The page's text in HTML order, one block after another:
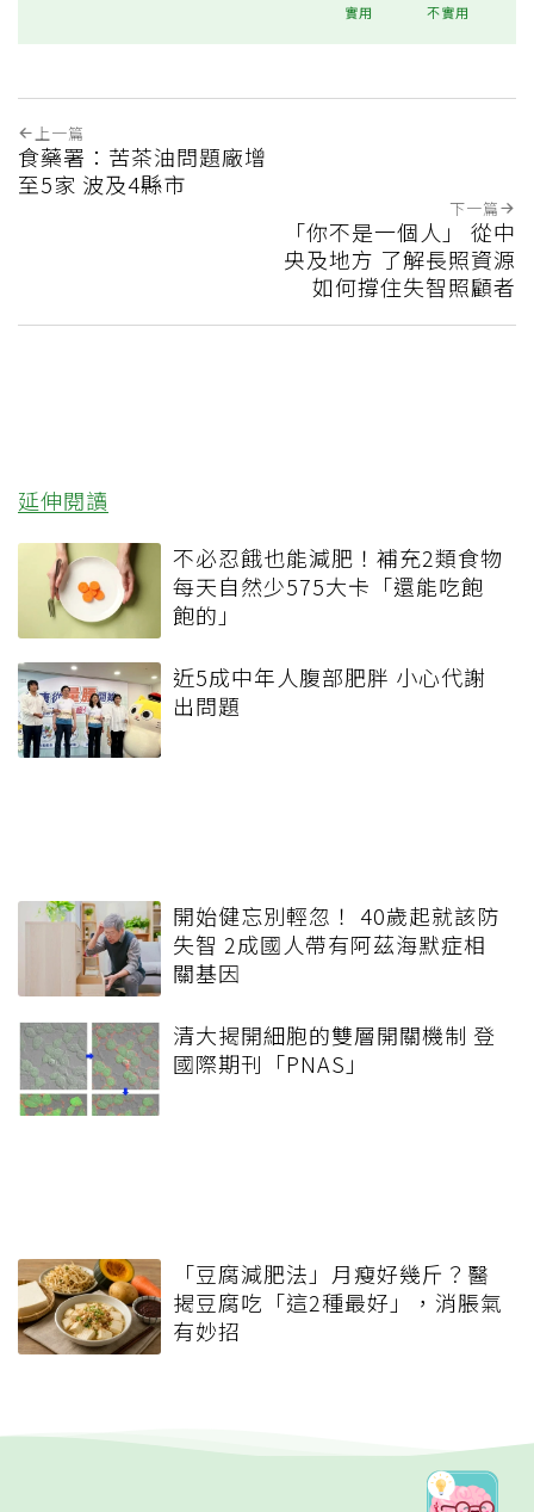
實用 不實用
上一篇
食藥署：苦茶油問題廠增
至5家 波及4縣市
下一篇
「你不是一個人」 從中
央及地方 了解長照資源
如何撐住失智照顧者
延伸閱讀
不必忍餓也能減肥！補充2類食物
每天自然少575大卡「還能吃飽
飽的」
近5成中年人腹部肥胖 小心代謝
出問題
開始健忘別輕忽！ 40歲起就該防
失智 2成國人帶有阿茲海默症相
關基因
清大揭開細胞的雙層開關機制 登
國際期刊「PNAS」
「豆腐減肥法」月瘦好幾斤？醫
揭豆腐吃「這2種最好」，消脹氣
有妙招